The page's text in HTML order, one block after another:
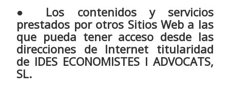
● Los contenidos y servicios
prestados por otros Sitios Web a las
que pueda tener acceso desde las
direcciones de Internet titularidad
de IDES ECONOMISTES I ADVOCATS,
SL.